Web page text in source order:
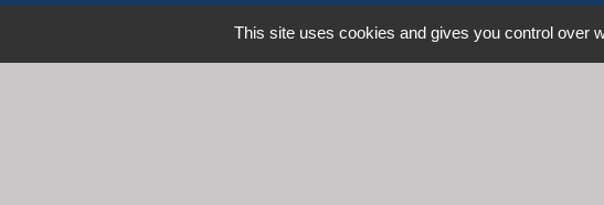
This site uses cookies and gives you control over